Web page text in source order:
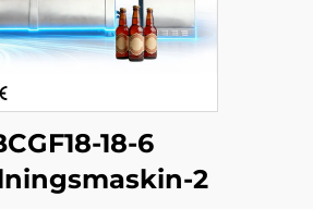
18-6
2